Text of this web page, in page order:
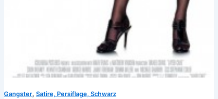
Gangster, Satire, Persiflage, Schwarz